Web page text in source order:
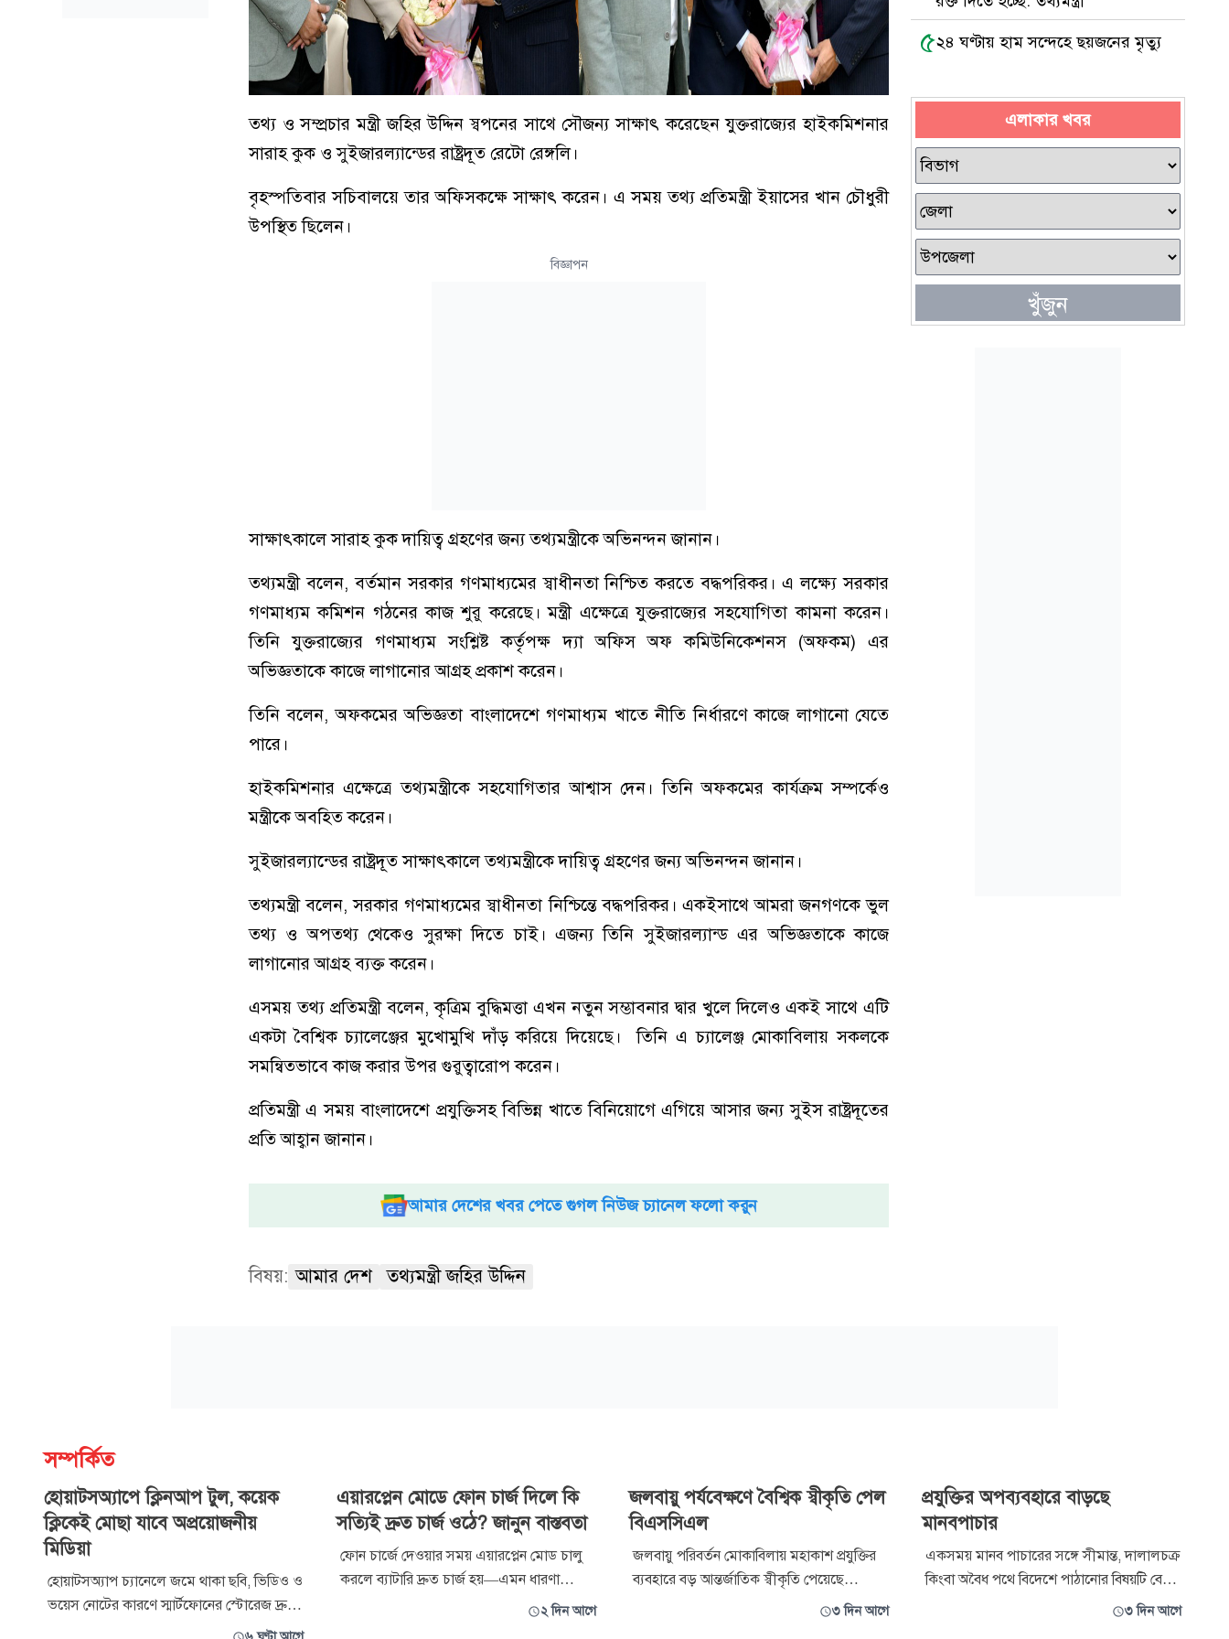
তথ্য ও সম্প্রচার মন্ত্রী জহির উদ্দিন স্বপনের সাথে সৌজন্য সাক্ষাৎ করেছেন যুক্তরাজ্যের হাইকমিশনার
সারাহ কুক ও সুইজারল্যান্ডের রাষ্ট্রদূত রেটো রেঙ্গলি।
বৃহস্পতিবার সচিবালয়ে তার অফিসকক্ষে সাক্ষাৎ করেন। এ সময় তথ্য প্রতিমন্ত্রী ইয়াসের খান চৌধুরী
উপস্থিত ছিলেন।
বিজ্ঞাপন
সাক্ষাৎকালে সারাহ কুক দায়িত্ব গ্রহণের জন্য তথ্যমন্ত্রীকে অভিনন্দন জানান।
তথ্যমন্ত্রী বলেন, বর্তমান সরকার গণমাধ্যমের স্বাধীনতা নিশ্চিত করতে বদ্ধপরিকর। এ লক্ষ্যে সরকার
গণমাধ্যম কমিশন গঠনের কাজ শুরু করেছে। মন্ত্রী এক্ষেত্রে যুক্তরাজ্যের সহযোগিতা কামনা করেন।
তিনি যুক্তরাজ্যের গণমাধ্যম সংশ্লিষ্ট কর্তৃপক্ষ দ্যা অফিস অফ কমিউনিকেশনস (অফকম) এর
অভিজ্ঞতাকে কাজে লাগানোর আগ্রহ প্রকাশ করেন।
তিনি বলেন, অফকমের অভিজ্ঞতা বাংলাদেশে গণমাধ্যম খাতে নীতি নির্ধারণে কাজে লাগানো যেতে
পারে।
হাইকমিশনার এক্ষেত্রে তথ্যমন্ত্রীকে সহযোগিতার আশ্বাস দেন। তিনি অফকমের কার্যক্রম সম্পর্কেও
মন্ত্রীকে অবহিত করেন।
সুইজারল্যান্ডের রাষ্ট্রদূত সাক্ষাৎকালে তথ্যমন্ত্রীকে দায়িত্ব গ্রহণের জন্য অভিনন্দন জানান।
তথ্যমন্ত্রী বলেন, সরকার গণমাধ্যমের স্বাধীনতা নিশ্চিন্তে বদ্ধপরিকর। একইসাথে আমরা জনগণকে ভুল
তথ্য ও অপতথ্য থেকেও সুরক্ষা দিতে চাই। এজন্য তিনি সুইজারল্যান্ড এর অভিজ্ঞতাকে কাজে
লাগানোর আগ্রহ ব্যক্ত করেন।
এসময় তথ্য প্রতিমন্ত্রী বলেন, কৃত্রিম বুদ্ধিমত্তা এখন নতুন সম্ভাবনার দ্বার খুলে দিলেও একই সাথে এটি
একটা বৈশ্বিক চ্যালেঞ্জের মুখোমুখি দাঁড় করিয়ে দিয়েছে। ‌ তিনি এ চ্যালেঞ্জ মোকাবিলায় সকলকে
সমন্বিতভাবে কাজ করার উপর গুরুত্বারোপ করেন।
প্রতিমন্ত্রী এ সময় বাংলাদেশে প্রযুক্তিসহ বিভিন্ন খাতে বিনিয়োগে এগিয়ে আসার জন্য সুইস রাষ্ট্রদূতের
প্রতি আহ্বান জানান।
আমার দেশের খবর পেতে গুগল নিউজ চ্যানেল ফলো করুন
বিষয়: আমার দেশ তথ্যমন্ত্রী জহির উদ্দিন
৫২৪ ঘণ্টায় হাম সন্দেহে ছয়জনের মৃত্যু
এলাকার খবর
খুঁজুন
সম্পর্কিত
হোয়াটসঅ্যাপে ক্লিনআপ টুল, কয়েক
ক্লিকেই মোছা যাবে অপ্রয়োজনীয়
মিডিয়া
হোয়াটসঅ্যাপ চ্যানেলে জমে থাকা ছবি, ভিডিও ও
ভয়েস নোটের কারণে স্মার্টফোনের স্টোরেজ দ্রুত
পূর্ণ হয়ে যাওয়ার সমস্যার সমাধানে নতুন
এয়ারপ্লেন মোডে ফোন চার্জ দিলে কি
সত্যিই দ্রুত চার্জ ওঠে? জানুন বাস্তবতা
ফোন চার্জে দেওয়ার সময় এয়ারপ্লেন মোড চালু
করলে ব্যাটারি দ্রুত চার্জ হয়—এমন ধারণা
স্মার্টফোন ব্যবহারকারীদের মধ্যে বেশ প্রচলিত।
২ দিন আগে
জলবায়ু পর্যবেক্ষণে বৈশ্বিক স্বীকৃতি পেল
বিএসসিএল
জলবায়ু পরিবর্তন মোকাবিলায় মহাকাশ প্রযুক্তির
ব্যবহারে বড় আন্তর্জাতিক স্বীকৃতি পেয়েছে
বাংলাদেশ স্যাটেলাইট কোম্পানি লিমিটেড৩ দিন আগে
প্রযুক্তির অপব্যবহারে বাড়ছে
মানবপাচার
একসময় মানব পাচারের সঙ্গে সীমান্ত, দালালচক্র
কিংবা অবৈধ পথে বিদেশে পাঠানোর বিষয়টি বেশি
জড়িত ছিল। কিন্তু সময়ের সঙ্গে অপরাধের৩ দিন আগে